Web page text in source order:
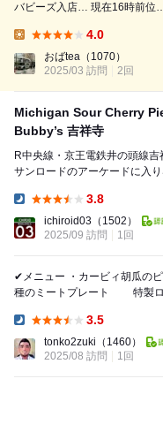
バビーズ入店… 現在16時前位…珍しく待ち人無しで席セッティング後す
が、バビーズに来たら、アッ
っしょ！っと、注文しましたが
4.0
おばtea （1070）
2025/03 訪問
2回
Michigan Sour Cherry
Bubby’s 吉祥寺
R中央線・京王電鉄井の頭線吉祥寺駅より
サンロードのアーケードに入
3.8
ichiroid03 （1502）
2025/09 訪問
1回
✔メニュー ・カービィ胡瓜のピクルス ・ローズマリーホームフライ ・4
種のミートプレート 特製ローストポーク USリブカットステーキ
3.5
tonko2zuki （1460）
2025/08 訪問
1回